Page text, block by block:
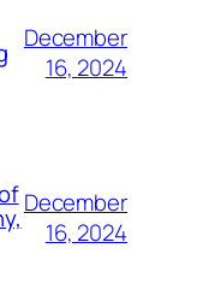
December
16, 2024
December
16, 2024